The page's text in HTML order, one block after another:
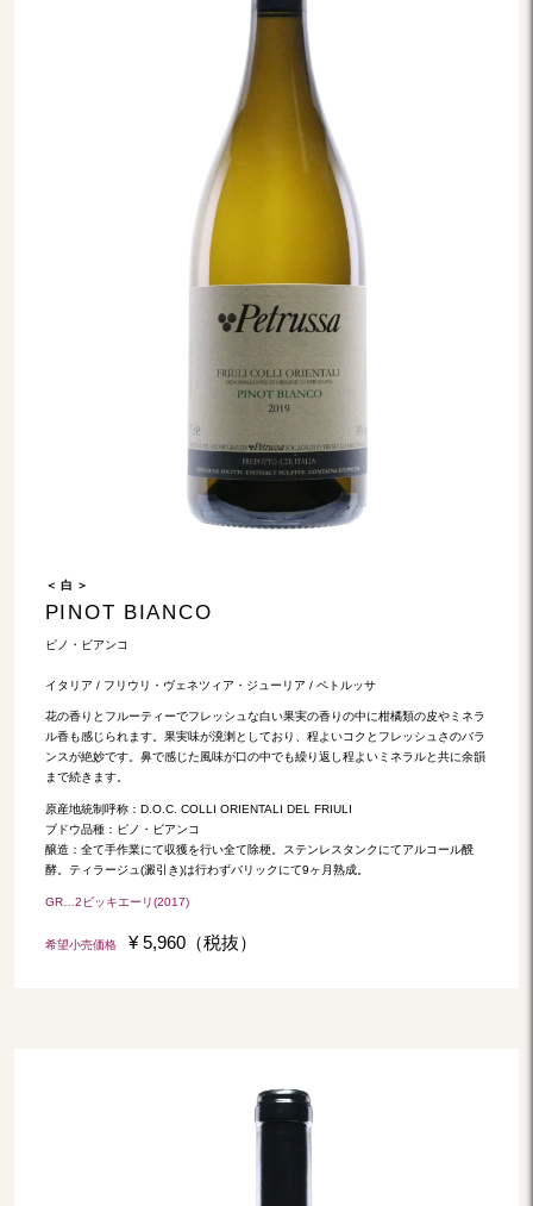
＜ 白 ＞
PINOT BIANCO
ピノ・ビアンコ
イタリア / フリウリ・ヴェネツィア・ジューリア / ペトルッサ
花の香りとフルーティーでフレッシュな白い果実の香りの中に柑橘類の皮やミネラ
ル香も感じられます。果実味が溌溂としており、程よいコクとフレッシュさのバラ
ンスが絶妙です。鼻で感じた風味が口の中でも繰り返し程よいミネラルと共に余韻
まで続きます。
原産地統制呼称：D.O.C. COLLI ORIENTALI DEL FRIULI
ブドウ品種：ピノ・ビアンコ
醸造：全て手作業にて収獲を行い全て除梗。ステンレスタンクにてアルコール醗
酵。ティラージュ(澱引き)は行わずバリックにて9ヶ月熟成。
GR…2ビッキエーリ(2017)
希望小売価格 ¥ 5,960（税抜）